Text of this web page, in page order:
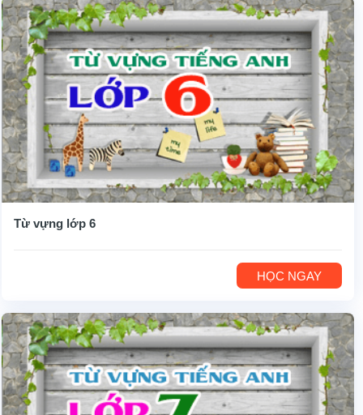
Từ vựng lớp 6
HỌC NGAY